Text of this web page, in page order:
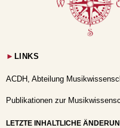
► LINKS
ACDH, Abteilung
Publikationen zur
LETZTE INHALTLICHE